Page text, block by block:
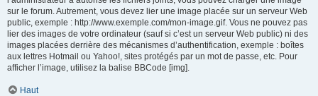
sur le forum. Autrement, vous devez lier une image placée sur un serveur Web
public, exemple : http://www.exemple.com/mon-image.gif. Vous ne pouvez pas
lier des images de votre ordinateur (sauf si c’est un serveur Web public) ni des
images placées derrière des mécanismes d’authentification, exemple : boîtes
aux lettres Hotmail ou Yahoo!, sites protégés par un mot de passe, etc. Pour
afficher l’image, utilisez la balise BBCode [img].
Haut